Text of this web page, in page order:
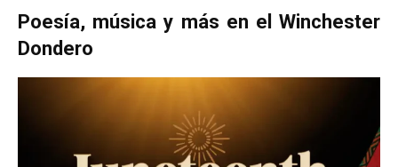
Poesía, música y más en el Winchester
Dondero